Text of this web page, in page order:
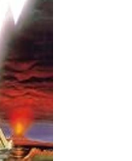
年）ではイギリス児
化された。
,山岡洋一